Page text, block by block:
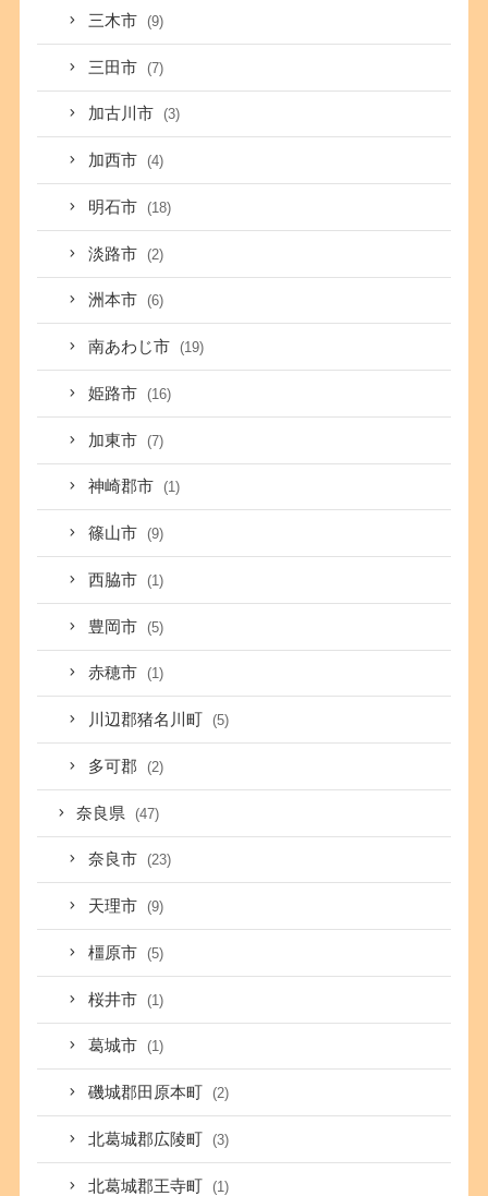
三木市 (9)
三田市 (7)
加古川市 (3)
加西市 (4)
明石市 (18)
淡路市 (2)
洲本市 (6)
南あわじ市 (19)
姫路市 (16)
加東市 (7)
神崎郡市 (1)
篠山市 (9)
西脇市 (1)
豊岡市 (5)
赤穂市 (1)
川辺郡猪名川町 (5)
多可郡 (2)
奈良県 (47)
奈良市 (23)
天理市 (9)
橿原市 (5)
桜井市 (1)
葛城市 (1)
磯城郡田原本町 (2)
北葛城郡広陵町 (3)
北葛城郡王寺町 (1)